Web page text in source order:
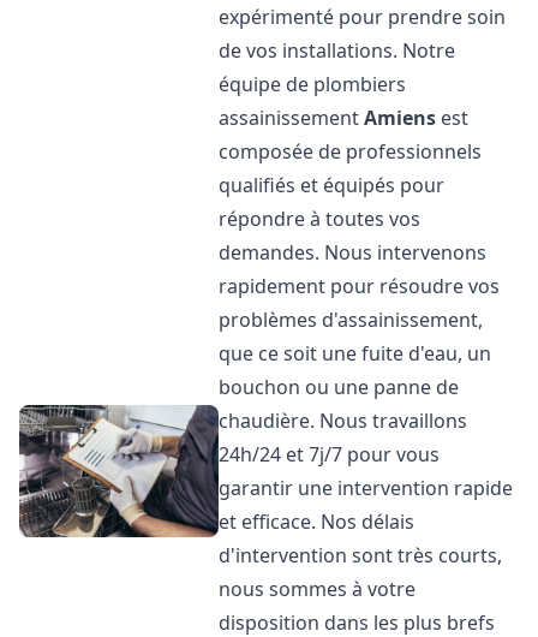
expérimenté pour prendre soin
de vos installations. Notre
équipe de plombiers
assainissementAmiens est
composée de professionnels
qualifiés et équipés pour
répondre à toutes vos
demandes. Nous intervenons
rapidement pour résoudre vos
problèmes d'assainissement,
que ce soit une fuite d'eau, un
bouchon ou une panne de
chaudière. Nous travaillons
24h/24 et 7j/7 pour vous
garantir une intervention rapide
et efficace. Nos délais
d'intervention sont très courts,
nous sommes à votre
disposition dans les plus brefs